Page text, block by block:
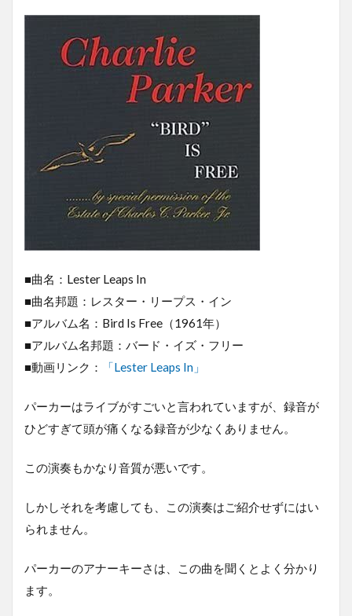
■曲名：Lester Leaps In
■曲名邦題：レスター・リープス・イン
■アルバム名：Bird Is Free（1961年）
■アルバム名邦題：バード・イズ・フリー
■動画リンク：
「Lester Leaps In」
パーカーはライブがすごいと言われていますが、録音が
ひどすぎて頭が痛くなる録音が少なくありません。
この演奏もかなり音質が悪いです。
しかしそれを考慮しても、この演奏はご紹介せずにはい
られません。
パーカーのアナーキーさは、この曲を聞くとよく分かり
ます。